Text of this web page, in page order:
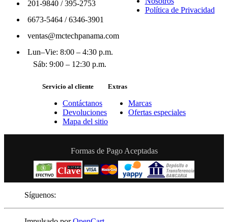
201-9840/395-2753
6673-5464/6346-3901
ventas@mctechpanama.com
Lun–Vie: 8:00 – 4:30 p.m.
Sáb: 9:00 – 12:30 p.m.
Política de Privacidad
Servicio al cliente
Contáctanos
Devoluciones
Mapa del sitio
Extras
Marcas
Ofertas especiales
Formas de Pago Aceptadas
Síguenos: